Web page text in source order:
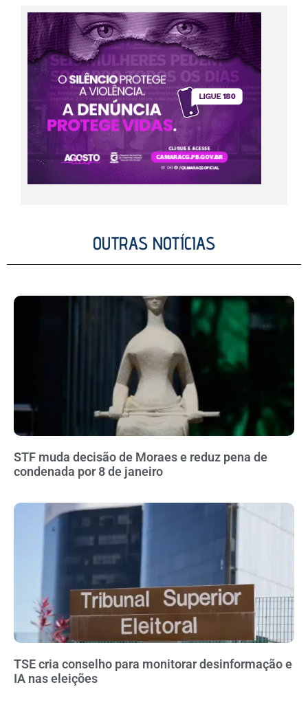
OUTRAS NOTÍCIAS
STF muda decisão de Moraes e reduz pena de
condenada por 8 de janeiro
TSE cria conselho para monitorar desinformação e
IA nas eleições